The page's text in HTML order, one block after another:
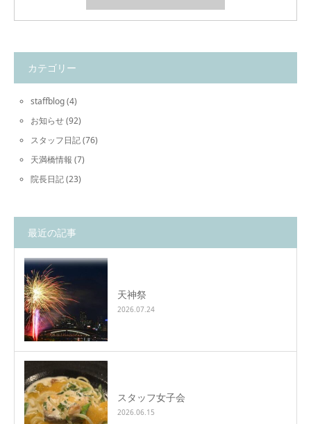
カテゴリー
staffblog(4)
お知らせ(92)
スタッフ日記(76)
天満橋情報 (7)
院長日記(23)
最近の記事
天神祭
2026.07.24
スタッフ女子会
2026.06.15